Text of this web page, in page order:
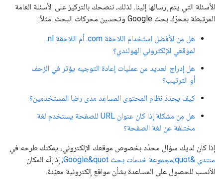
الأسئلة التي يتم إرسالها إلينا. لذلك، ننصحك بالتركيز على الأسئلة العامة
المرتبطة بمحرّك بحث Google وتحسين محركات البحث. مثلاً:
هل من الأفضل استخدام اللاحقة ‎.com أم اللاحقة ‎.nl
لموقعي الإلكتروني الهولندي؟
هل إدراج العديد من عمليات إعادة التوجيه يؤثر في الزحف
أو الترتيب؟
كيف يحدد نظام المحتوى المساعِد مدى رضا المستخدمين؟
هل مِن مشكلة إذا كان عنوان URL للصفحة يستخدم لغة
مختلفة عن لغة الصفحة؟
إذا كان لديك سؤال محدّد بخصوص موقعك الإلكتروني، يمكنك طرحه في
منتدى &quot;مجموعة خدمات بحث Google&quot;
إذ إنّه المكان
الأنسب للحصول على المساعدة بشأن مواقع إلكترونية معيّنة.